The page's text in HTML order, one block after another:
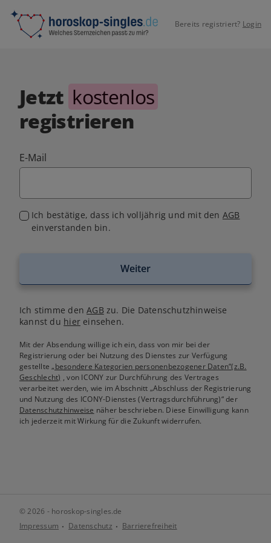
Bereits registriert? Login
Jetzt kostenlos
registrieren
E-Mail
Ich bestätige, dass ich volljährig und mit den AGB
einverstanden bin.
Weiter
Ich stimme denAGB zu. Die Datenschutzhinweise
kannst du hiereinsehen.
Mit der Absendung willige ich ein, dass von mir bei der
Registrierung oder bei Nutzung des Dienstes zur Verfügung
gestellte„besondere Kategorien personenbezogener Daten“(z.B.
Geschlecht) , von ICONY zur Durchführung des Vertrages
verarbeitet werden, wie im Abschnitt „Abschluss der Registrierung
und Nutzung des ICONY-Dienstes (Vertragsdurchführung)“ der
Datenschutzhinweise näher beschrieben. Diese Einwilligung kann
ich jederzeit mit Wirkung für die Zukunft widerrufen.
© 2026 - horoskop-singles.de
Impressum
Datenschutz Barrierefreiheit